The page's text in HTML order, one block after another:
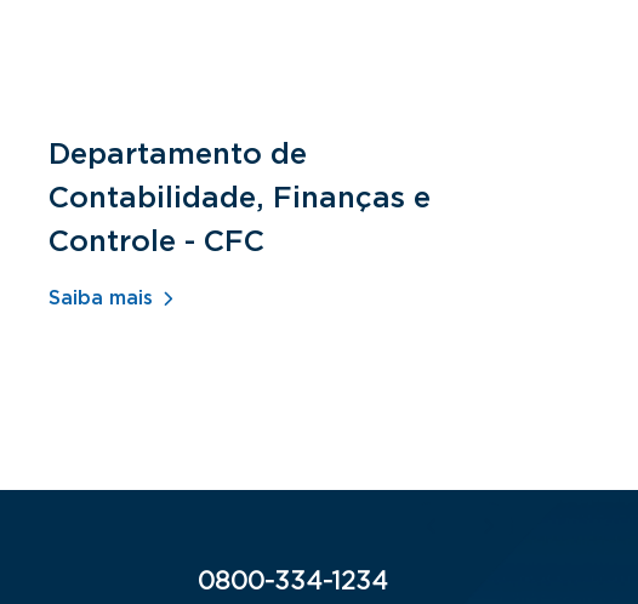
Departamento de
Contabilidade, Finanças e
Controle - CFC
Saiba mais
0800-334-1234